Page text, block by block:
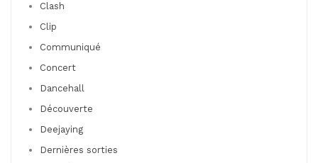
Clash
Clip
Communiqué
Concert
Dancehall
Découverte
Deejaying
Dernières sorties